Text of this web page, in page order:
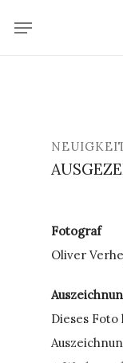
Menu
Fotograf
Oliver
Dieses